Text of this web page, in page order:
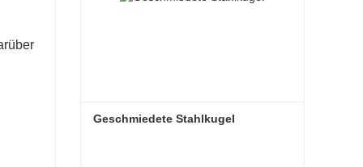
Geschmiedete Stahlkugel